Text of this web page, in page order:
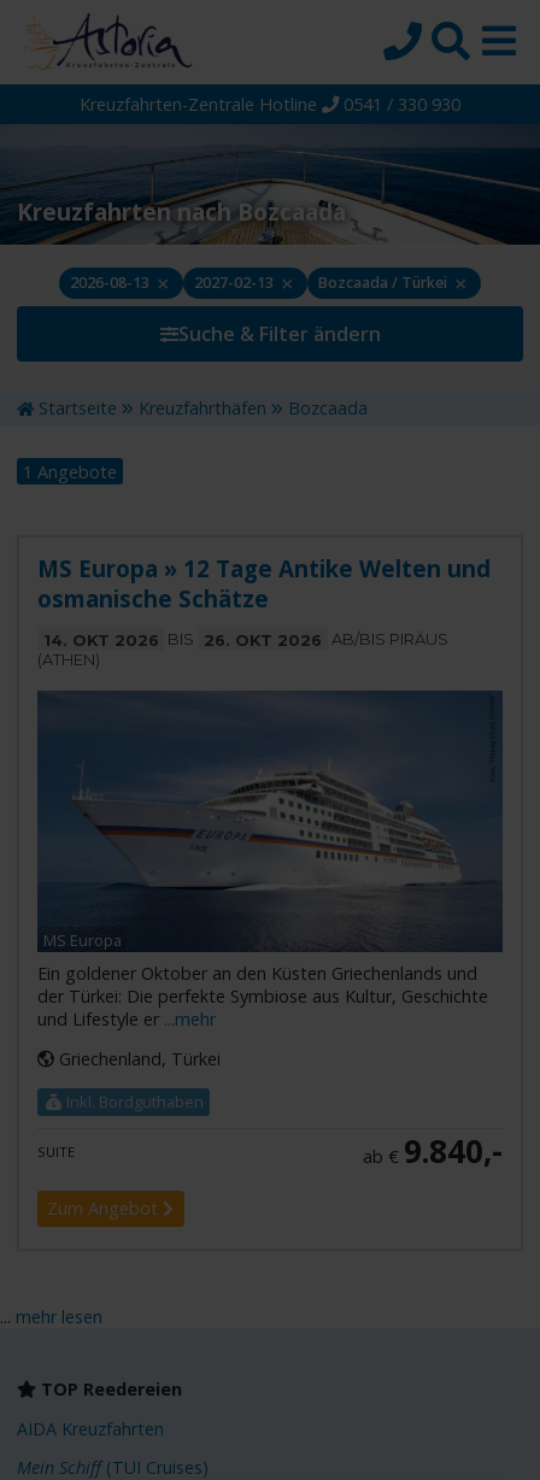
Startseite
Reiseziele
Themen
Reedereien
Suche
Kreuzfahrten-Zentrale Hotline 0541 / 330 930
Kreuzfahrten nach Bozcaada
Suche & Filter ändern
2026-08-13 × 2027-02-13 × Bozcaada / Türkei ×
Startseite Kreuzfahrthäfen Bozcaada
1 Angebote
MS Europa » 12 Tage Antike Welten und
osmanische Schätze
14. OKT 2026 BIS 26. OKT 2026
AB/BIS PIRÄUS
(ATHEN)
MS Europa
Ein goldener Oktober an den Küsten Griechenlands und
der Türkei: Die perfekte Symbiose aus Kultur, Geschichte
und Lifestyle er ...mehr
Griechenland, Türkei
Inkl. Bordguthaben
SUITE ab € 9.840,-
Zum Angebot
... mehr lesen
TOP Reedereien
AIDA Kreuzfahrten
Mein Schiff(TUI Cruises)